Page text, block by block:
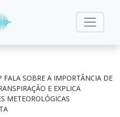
FALA SOBRE A IMPORTÂNCIA DE
E EXPLICA
METEOROLÓGICAS